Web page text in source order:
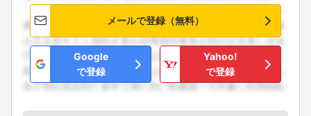
メールで登録（無料）
Google
で登録
Yahoo!
で登録